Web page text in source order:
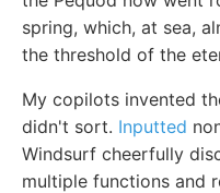
spring, which, at sea,
the threshold of the
My copilots invented
didn't sort. Inputted
Windsurf cheerfully
multiple functions and